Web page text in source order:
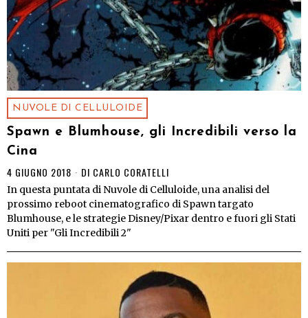
NUVOLE DI CELLULOIDE
Spawn e Blumhouse, gli Incredibili verso la
Cina
4 GIUGNO 2018 DI CARLO CORATELLI
In questa puntata di Nuvole di Celluloide, una analisi del
prossimo reboot cinematografico di Spawn targato
Blumhouse, e le strategie Disney/Pixar dentro e fuori gli Stati
Uniti per "Gli Incredibili 2"